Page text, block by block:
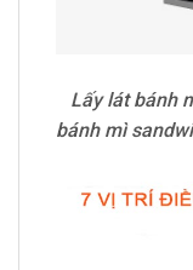
Lấy lát bánh
bánh mì